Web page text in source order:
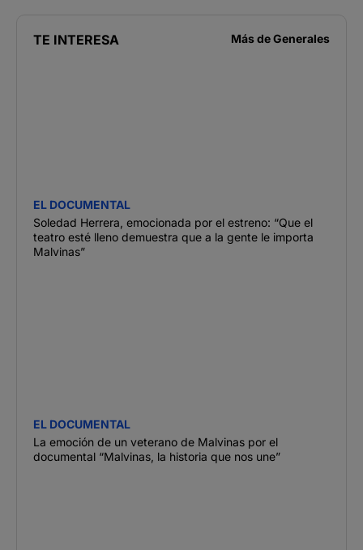
TE INTERESA Más deGenerales
EL DOCUMENTAL
Soledad Herrera, emocionada por el estreno: “Que el
teatro esté lleno demuestra que a la gente le importa
Malvinas”
EL DOCUMENTAL
La emoción de un veterano de Malvinas por el
documental “Malvinas, la historia que nos une”